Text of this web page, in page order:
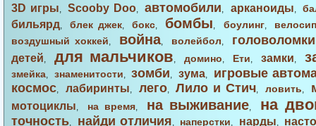
3D игры,Scooby Doo,автомобили, арканоиды,
бильярд,блек джек,бокс, бомбы, боулинг,
воздушный хоккей, война, волейбол, головоломки
детей, для мальчиков, домино, Ети, замки,
змейка, знаменитости,зомби, зума,
игровые
космос, лабиринты, лего,Лило и Стич,ловить,
мотоциклы, на время, на выживание, на
точность, найди отличия, наперстки, нарды,